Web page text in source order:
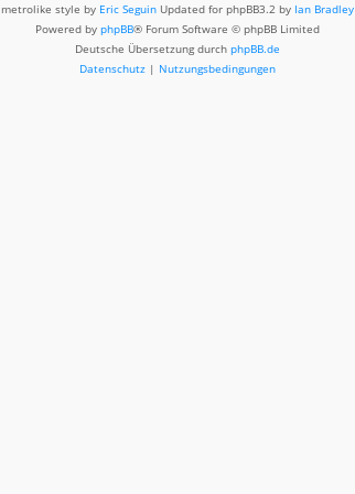
metrolike style by Eric Seguin Updated for phpBB3.2 by Ian Bradley
Powered by phpBB® Forum Software © phpBB Limited
Deutsche Übersetzung durch phpBB.de
Datenschutz | Nutzungsbedingungen